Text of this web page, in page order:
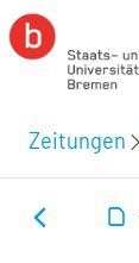
Zeitungen